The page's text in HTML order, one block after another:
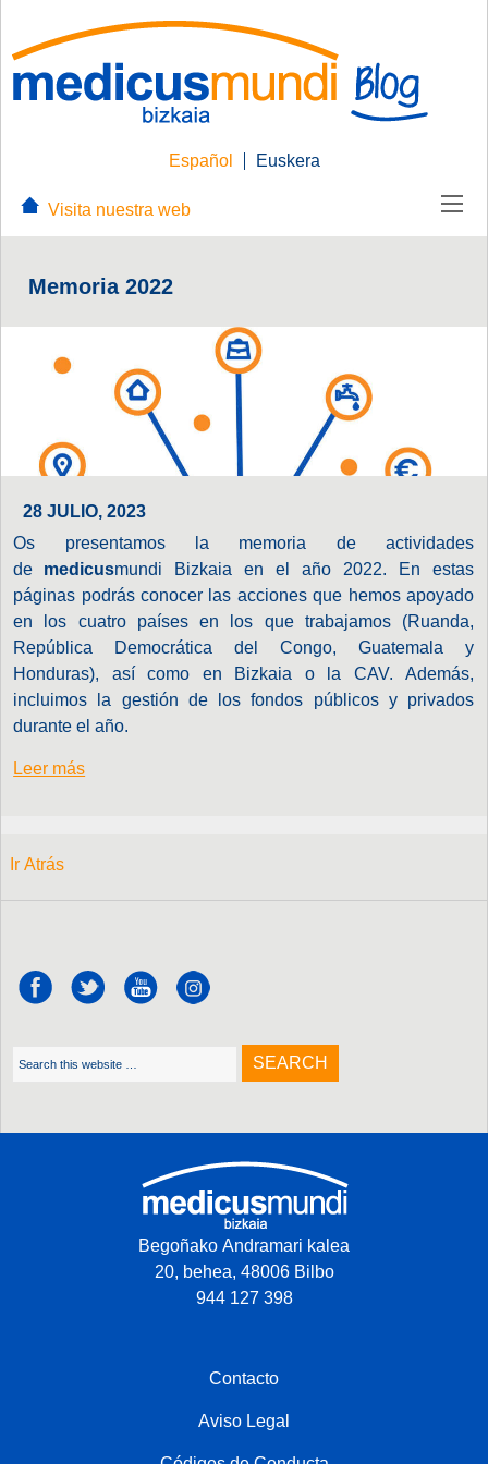
Español Euskera
Visita nuestra web
Memoria 2022
28 JULIO, 2023
Os presentamos la memoria de actividades
de medicusmundi Bizkaia en el año 2022. En estas
páginas podrás conocer las acciones que hemos apoyado
en los cuatro países en los que trabajamos (Ruanda,
República Democrática del Congo, Guatemala y
Honduras), así como en Bizkaia o la CAV. Además,
incluimos la gestión de los fondos públicos y privados
durante el año.
Leer más
Ir Atrás
Begoñako Andramari kalea
20, behea, 48006 Bilbo
944 127 398
Contacto
Aviso Legal